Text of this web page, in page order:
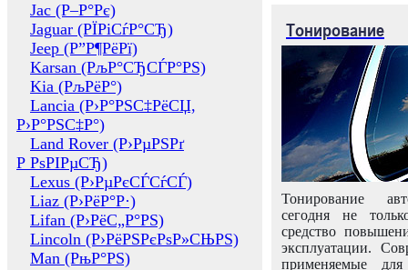
Jac (Р–Р°Рє)
Jaguar (РЇРіСѓР°СЂ)
Jeep (Р”Р¶РёРї)
Karsan (РљР°СЂСЃР°РЅ)
Kia (РљРёР°)
Lancia (Р›Р°РЅС‡РёСЏ,
Р›Р°РЅС‡Р°)
Land Rover (Р›РµРЅРґ
Р РѕРІРµСЂ)
Lexus (Р›РµРєСЃСѓСЃ)
Liaz (Р›РёР°Р·)
Lifan (Р›РёС„Р°РЅ)
Lincoln (Р›РёРЅРєРѕР»СЊРЅ)
Man (РњР°РЅ)
Тонирование
Тонирование
сегодня не
средство
эксплуатации.
применяемые